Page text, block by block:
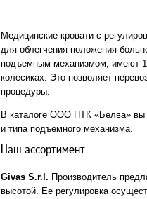
Медицинские кровати с
для облегчения положения
подъемным механизмом, имеют
колесиках. Это позволяет
процедуры.
В каталоге ООО ПТК «Белва» вы
и типа подъемного механизма.
Наш ассортимент
Givas S.r.l. Производитель
высотой. Ее регулировка